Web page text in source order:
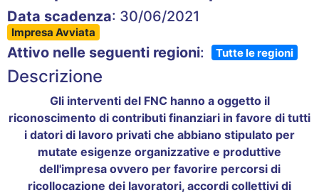
Data scadenza: 30/06/2021
Impresa Avviata
Attivo nelle seguenti regioni: Tutte le regioni
Descrizione
Gli interventi del FNC hanno a oggetto il
riconoscimento di contributi finanziari in favore di tutti
i datori di lavoro privati che abbiano stipulato per
mutate esigenze organizzative e produttive
dell'impresa ovvero per favorire percorsi di
ricollocazione dei lavoratori, accordi collettivi di